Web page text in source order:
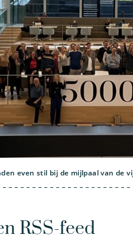
even stil bij de mijlpaal van de
RSS-feed